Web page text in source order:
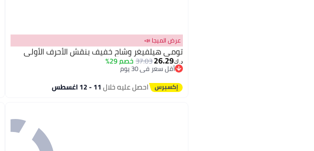
عرض الميجا 📣
تومي هيلفيغر وشاح خفيف بنقش الأحرف الأولى
د.ك‏26.29
37.03خصم 29%
أقل سعر في 30 يوم
أقل سعر في 30 يوم
احصل عليه خلال11 - 12 اغسطس